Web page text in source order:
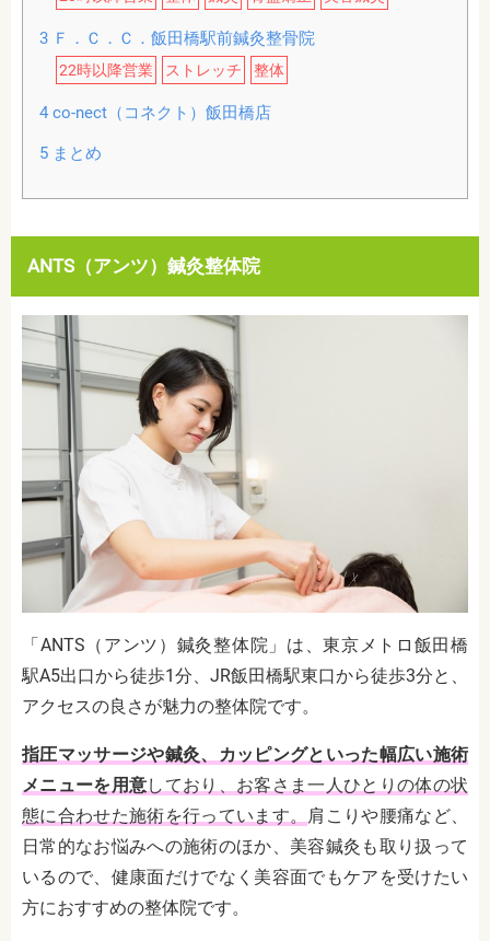
3Ｆ．Ｃ．Ｃ．飯田橋駅前鍼灸整骨院
22時以降営業 ストレッチ 整体
4co-nect（コネクト）飯田橋店
5まとめ
ANTS（アンツ）鍼灸整体院
「ANTS（アンツ）鍼灸整体院」は、東京メトロ飯田橋
駅A5出口から徒歩1分、JR飯田橋駅東口から徒歩3分と、
アクセスの良さが魅力の整体院です。
指圧マッサージや鍼灸、カッピングといった幅広い施術
メニューを用意しており、お客さま一人ひとりの体の状
態に合わせた施術を行っています。 肩こりや腰痛など、
日常的なお悩みへの施術のほか、美容鍼灸も取り扱って
いるので、健康面だけでなく美容面でもケアを受けたい
方におすすめの整体院です。